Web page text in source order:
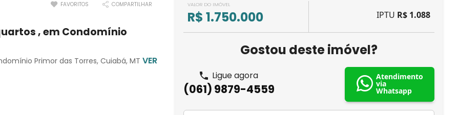
FAVORITOS COMPARTILHAR
, em Condomínio
Primor das Torres, Cuiabá, MTVER
VALOR DO IMÓVEL
R$ 1.750.000 IPTU R$ 1.088
Gostou deste imóvel?
Ligue agora
(061) 9879-4559
Atendimento
via
Whatsapp